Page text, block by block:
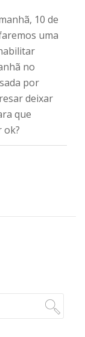
10 de
uma
no
por
deixar
que
ok?